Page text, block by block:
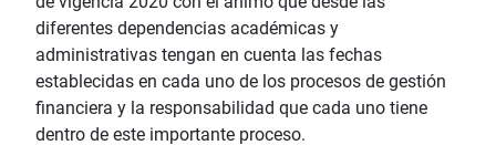
diferentes dependencias académicas y
administrativas tengan en cuenta las fechas
establecidas en cada uno de los procesos de gestión
financiera y la responsabilidad que cada uno tiene
dentro de este importante proceso.